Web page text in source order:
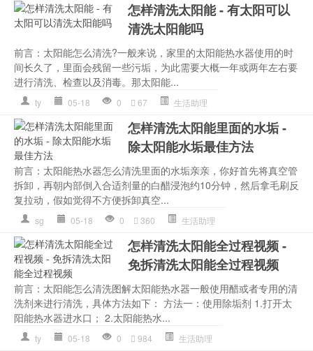
怎样清洗太阳能 - 有太阳可以
清洗太阳能吗
前言：太阳能怎么清洗?一般来说，家里的太阳能热水器使用的时
间长久了，里面会残留一些污垢，为此需要大概一年或两年左右要
进行清洗、检查以及消毒。那太阳能...
ty 05-18 0 67 生活助理
怎样清洗太阳能里面的水垢 -
除太阳能水垢最佳方法
前言：太阳能热水器怎么清洗里面的水垢亲亲，你好首先将真空管
拆卸，再朝内部倒入合适剂量的白醋浸泡约10分钟，然后拿毛刷反
复拉动，假如觉得不方便拆卸真空...
sg 05-18 0 360 生活助理
怎样清洗太阳能全过程视频 -
免拆清洗太阳能全过程视频
前言：太阳能怎么清洗图解太阳能热水器一般使用醋或者专用的清
洗剂来进行清洗，具体方法如下： 方法一：使用除垢剂 1.打开太
阳能热水器进水口； 2.太阳能热水...
ty 05-18 0 984 生活助理